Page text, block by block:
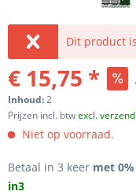
Dit product
€ 15,75 *
Inhoud:2
Prijzen incl. btwexcl.
Niet op voorraad.
Betaal in 3 keer met
in3